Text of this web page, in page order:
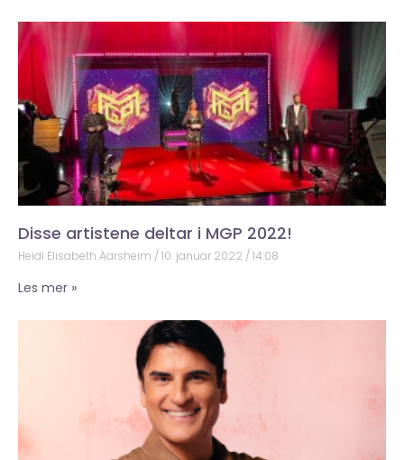
Disse artistene deltar i MGP 2022!
Heidi Elisabeth Aarsheim 10. januar 2022 14:08
Les mer »